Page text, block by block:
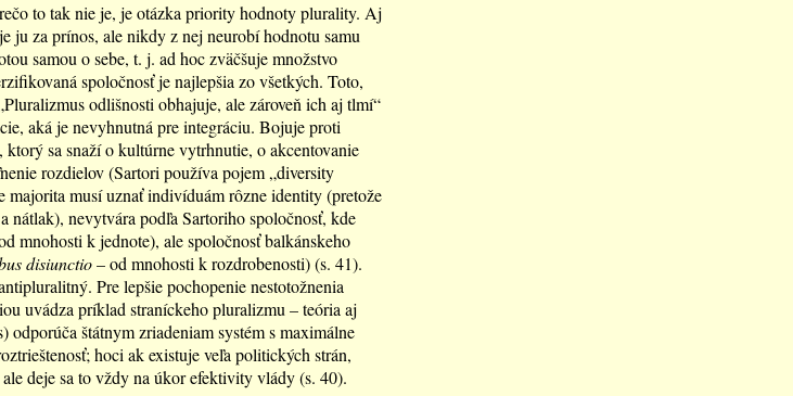
to tak nie je, je otázka priority hodnoty plurality. Aj
ju za prínos, ale nikdy z nej neurobí hodnotu samu
samou o sebe, t. j. ad hoc zväčšuje množstvo
spoločnosť je najlepšia zo všetkých. Toto,
odlišnosti obhajuje, ale zároveň ich aj tlmí“
aká je nevyhnutná pre integráciu. Bojuje proti
sa snaží o kultúrne vytrhnutie, o akcentovanie
rozdielov (Sartori používa pojem „diversity
musí uznať indivíduám rôzne identity (pretože
nátlak), nevytvára podľa Sartoriho spoločnosť, kde
mnohosti k jednote), ale spoločnosť balkánskeho
disiunctio– od mnohosti k rozdrobenosti) (s. 41).
Pre lepšie pochopenie nestotožnenia
uvádza príklad straníckeho pluralizmu – teória aj
štátnym zriadeniam systém s maximálne
hoci ak existuje veľa politických strán,
deje sa to vždy na úkor efektivity vlády (s. 40).